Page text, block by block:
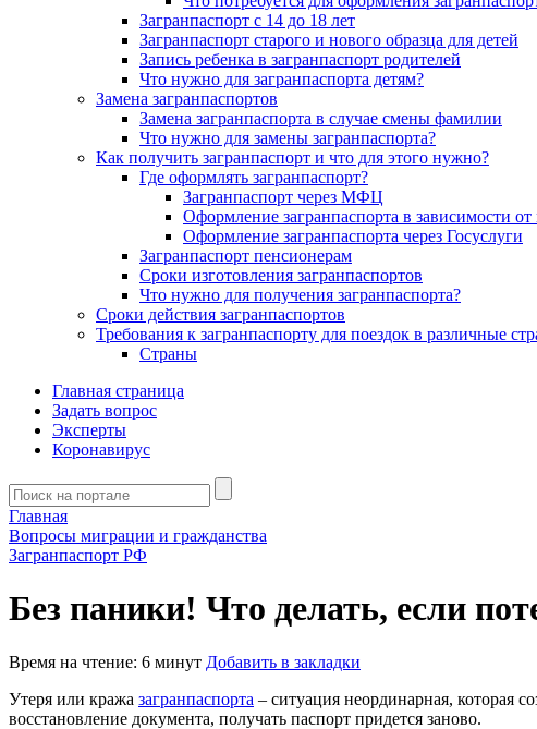
Загранпаспорт с 14 до 18 лет
Загранпаспорт старого и нового образца для детей
Запись ребенка в загранпаспорт родителей
Что нужно для загранпаспорта детям?
Замена загранпаспортов
Замена загранпаспорта в случае смены фамилии
Что нужно для замены загранпаспорта?
Как получить загранпаспорт и что для этого нужно?
Где оформлять загранпаспорт?
Загранпаспорт через МФЦ
Оформление загранпаспорта в зависимости от
Оформление загранпаспорта через Госуслуги
Загранпаспорт пенсионерам
Сроки изготовления загранпаспортов
Что нужно для получения загранпаспорта?
Сроки действия загранпаспортов
Требования к загранпаспорту для поездок в различные
Страны
Главная страница
Задать вопрос
Эксперты
Коронавирус
Главная
Вопросы миграции и гражданства
Загранпаспорт РФ
Без паники! Что делать, если
Время на чтение: 6 минут Добавить в закладки
Утеря или кража загранпаспорта – ситуация неординарная, которая
восстановление документа, получать паспорт придется заново.